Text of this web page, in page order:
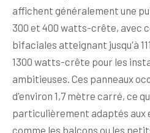
affichent généralement une
300 et 400 watts-crête, avec
bifaciales atteignant jusqu'à
1300 watts-crête pour les
ambitieuses. Ces panneaux
d'environ 1,7 mètre carré, ce
particulièrement adaptés aux
comme les balcons ou les